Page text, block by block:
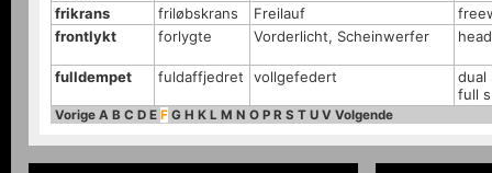
frikrans friløbskrans Freilauf
frontlykt
forlygte Vorderlicht, Scheinwerfer
fulldempet fuldaffjedret vollgefedert
dual
full
Vorige A B C D E F G H K L M N O P R S T U V Volgende